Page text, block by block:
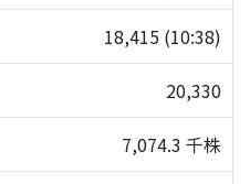
18,415 (10:38)
20,330
7,074.3 千株